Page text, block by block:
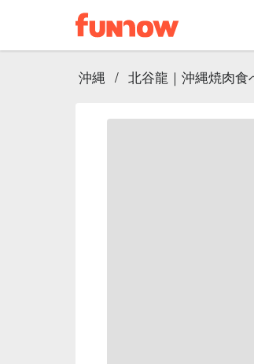
沖縄 / 北谷龍｜沖縄焼肉